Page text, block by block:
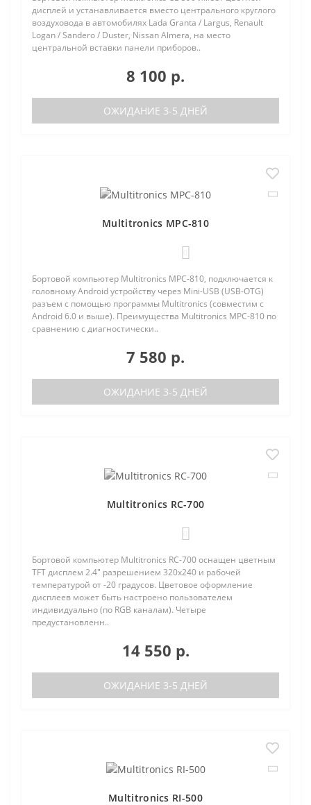
дисплей и устанавливается вместо центрального круглого
воздуховода в автомобилях Lada Granta / Largus, Renault
Logan / Sandero / Duster, Nissan Almera, на место
центральной вставки панели приборов..
8 100 р.
ОЖИДАНИЕ 3-5 ДНЕЙ
Multitronics MPC-810
Бортовой компьютер Multitronics MPC-810, подключается к
головному Android устройству через Mini-USB (USB-OTG)
разъем с помощью программы Multitronics (совместим с
Android 6.0 и выше). Преимущества Multitronics MPC-810 по
сравнению с диагностически..
7 580 р.
ОЖИДАНИЕ 3-5 ДНЕЙ
Multitronics RC-700
Бортовой компьютер Multitronics RC-700 оснащен цветным
TFT дисплем 2.4" разрешением 320х240 и рабочей
температурой от -20 градусов. Цветовое оформление
дисплеев может быть настроено пользователем
индивидуально (по RGB каналам). Четыре
предустановленн..
14 550 р.
ОЖИДАНИЕ 3-5 ДНЕЙ
Multitronics RI-500